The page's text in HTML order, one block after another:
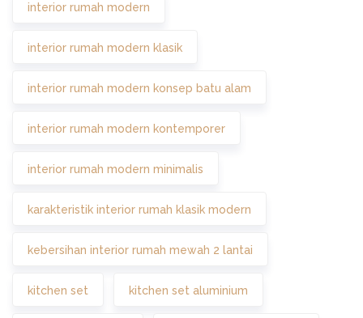
interior rumah modern
interior rumah modern klasik
interior rumah modern konsep batu alam
interior rumah modern kontemporer
interior rumah modern minimalis
karakteristik interior rumah klasik modern
kebersihan interior rumah mewah 2 lantai
kitchen set kitchen set aluminium